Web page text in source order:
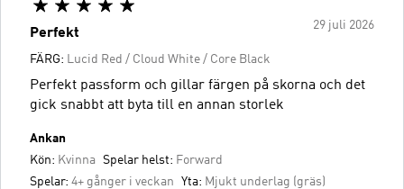
29 juli 2026
Perfekt
FÄRG: Lucid Red / Cloud White / Core Black
Perfekt passform och gillar färgen på skorna och det
gick snabbt att byta till en annan storlek
Ankan
Kön: Kvinna Spelar helst: Forward
Spelar: 4+ gånger i veckan Yta: Mjukt underlag (gräs)